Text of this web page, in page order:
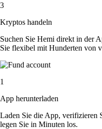
3
Kryptos handeln
Suchen Sie Hemi direkt in der
Sie flexibel mit Hunderten von
1
App herunterladen
Laden Sie die App, verifizieren
legen Sie in Minuten los.